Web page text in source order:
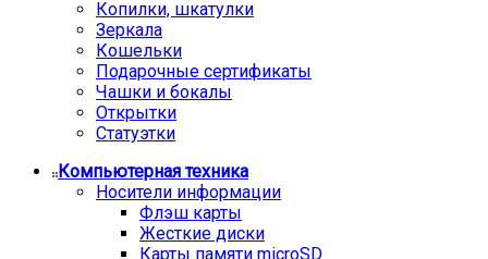
Копилки, шкатулки
Зеркала
Кошельки
Подарочные сертификаты
Чашки и бокалы
Открытки
Статуэтки
Компьютерная техника
Носители информации
Флэш карты
Жесткие диски
Карты памяти microSD